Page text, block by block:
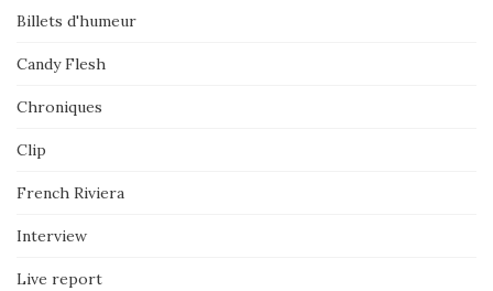
Billets d'humeur
Candy Flesh
Chroniques
Clip
French Riviera
Interview
Live report